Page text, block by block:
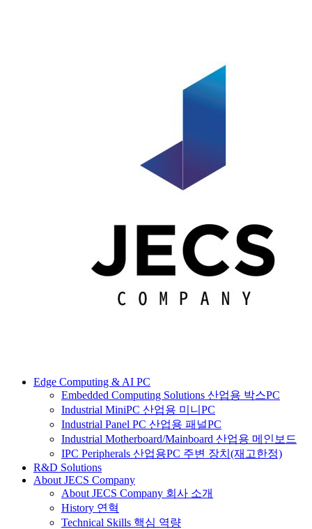
Edge Computing & AI PC
Embedded Computing Solutions 산업용 박스PC
Industrial MiniPC 산업용 미니PC
Industrial Panel PC 산업용 패널PC
Industrial Motherboard/Mainboard 산업용 메인보드
IPC Peripherals 산업용PC 주변 장치(재고한정)
R&D Solutions
About JECS Company
About JECS Company 회사 소개
History 연혁
Technical Skills 핵심 역량